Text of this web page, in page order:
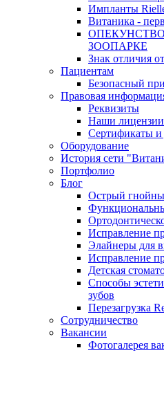
Импланты
Витаника -
ЗООПАРКЕ
Знак отличия
Пациентам
Безопасный
Правовая
Реквизиты
Наши лицензии
Сертификаты
Оборудование
История сети
Портфолио
Блог
Острый
Исправление
Элайнеры для
Исправление
Детская
Способы
зубов
Перезагрузка
Сотрудничество
Вакансии
Фотогалерея